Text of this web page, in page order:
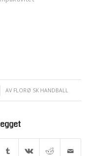
AV FLORØ SK HANDBALL